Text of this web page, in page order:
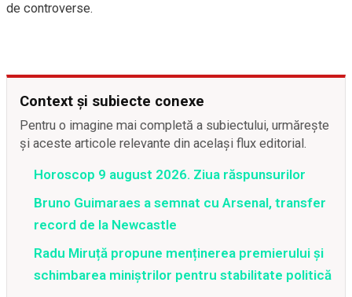
de controverse.
Context și subiecte conexe
Pentru o imagine mai completă a subiectului, urmărește
și aceste articole relevante din același flux editorial.
Horoscop 9 august 2026. Ziua răspunsurilor
Bruno Guimaraes a semnat cu Arsenal, transfer
record de la Newcastle
Radu Miruță propune menținerea premierului și
schimbarea miniștrilor pentru stabilitate politică